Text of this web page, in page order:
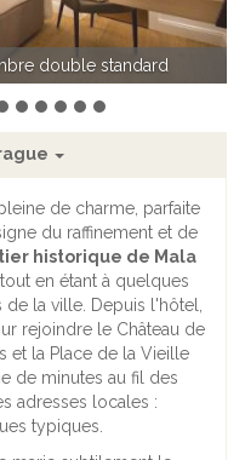
double standard
de charme, parfaite
du raffinement et de
historique de Mala
en étant à quelques
la ville. Depuis l'hôtel,
rejoindre le Château de
et la Place de la Vieille
de minutes au fil des
adresses locales :
typiques.